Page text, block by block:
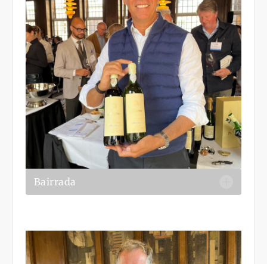
Bairrada